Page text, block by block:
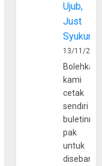
Ujub,
Just
Syukur
13/11/
Bolehkah
kami
cetak
sendiri
pak
untuk